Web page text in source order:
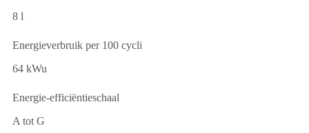
8 l
Energieverbruik per 100 cycli
64 kWu
Energie-efficiëntieschaal
A tot G